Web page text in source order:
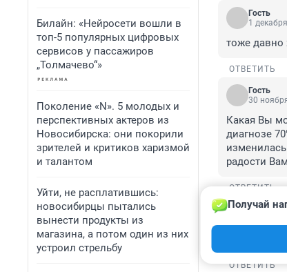
Билайн: «Нейросети вошли в
топ-5 популярных цифровых
сервисов у пассажиров
„Толмачево“»
Поколение «N». 5 молодых и
перспективных актеров из
Новосибирска: они покорили
зрителей и критиков харизмой
и талантом
Уйти, не расплатившись:
новосибирцы пытались
вынести продукты из
магазина, а потом один из них
устроил стрельбу
Гость
1
тоже давно
ОТВЕТИТЬ
Гость
30
Какая Вы
диагнозе
изменилась
радости
ОТВЕТИТЬ
Гость
Шикарная
ОТВЕТИТЬ
Получай